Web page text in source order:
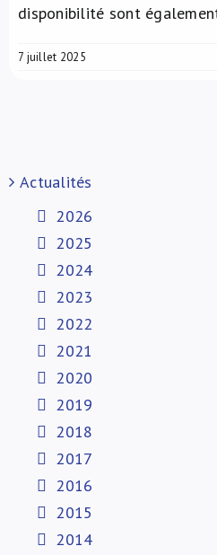
disponibilité sont
7 juillet 2025
Actualités
2026
2025
2024
2023
2022
2021
2020
2019
2018
2017
2016
2015
2014